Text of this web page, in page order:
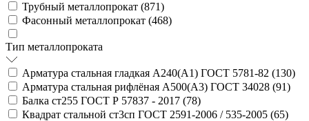
Трубный металлопрокат (871)
Фасонный металлопрокат (468)
Тип металлопроката
Арматура стальная гладкая А240(А1) ГОСТ 5781-82 (130)
Арматура стальная рифлёная А500(А3) ГОСТ 34028 (91)
Балка ст255 ГОСТ Р 57837 - 2017 (78)
Квадрат стальной ст3сп ГОСТ 2591-2006 / 535-2005 (65)